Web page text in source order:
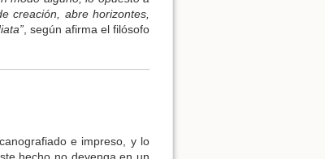
creación, abre horizontes,
, según afirma el filósofo
e impreso, y lo